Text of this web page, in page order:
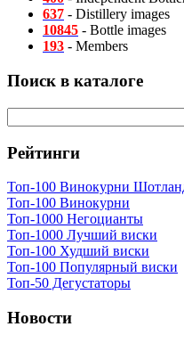
637 - Distillery images
10845 - Bottle images
193 - Members
Поиск в каталоге
Рейтинги
Топ-100 Винокурни
Топ-100 Винокурни
Топ-1000 Негоцианты
Топ-1000 Лучший виски
Топ-100 Худший виски
Топ-100 Популярный виски
Топ-50 Дегустаторы
Новости